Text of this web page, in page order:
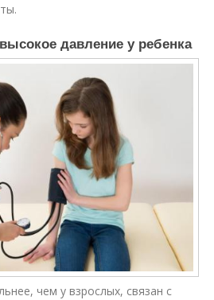
давление у ребенка
чем у взрослых, связан с